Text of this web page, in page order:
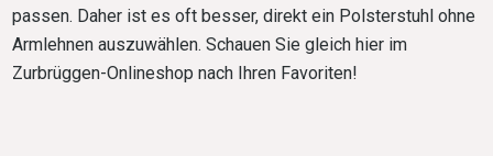
passen. Daher ist es oft besser, direkt ein Polsterstuhl ohne
Armlehnen auszuwählen. Schauen Sie gleich hier im
Zurbrüggen-Onlineshop nach Ihren Favoriten!